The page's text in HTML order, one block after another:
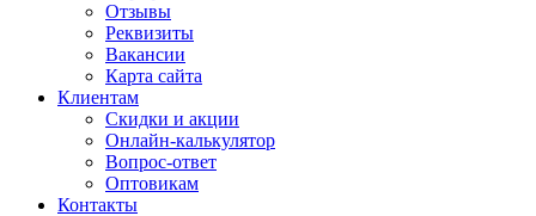
Отзывы
Реквизиты
Вакансии
Карта сайта
Клиентам
Скидки и акции
Онлайн-калькулятор
Вопрос-ответ
Оптовикам
Контакты